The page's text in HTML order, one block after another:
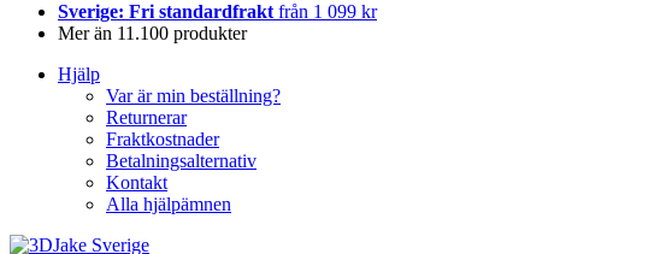
Sverige: Fri standardfrakt från 1 099 kr
Mer än 11.100 produkter
Hjälp
Var är min beställning?
Returnerar
Fraktkostnader
Betalningsalternativ
Kontakt
Alla hjälpämnen